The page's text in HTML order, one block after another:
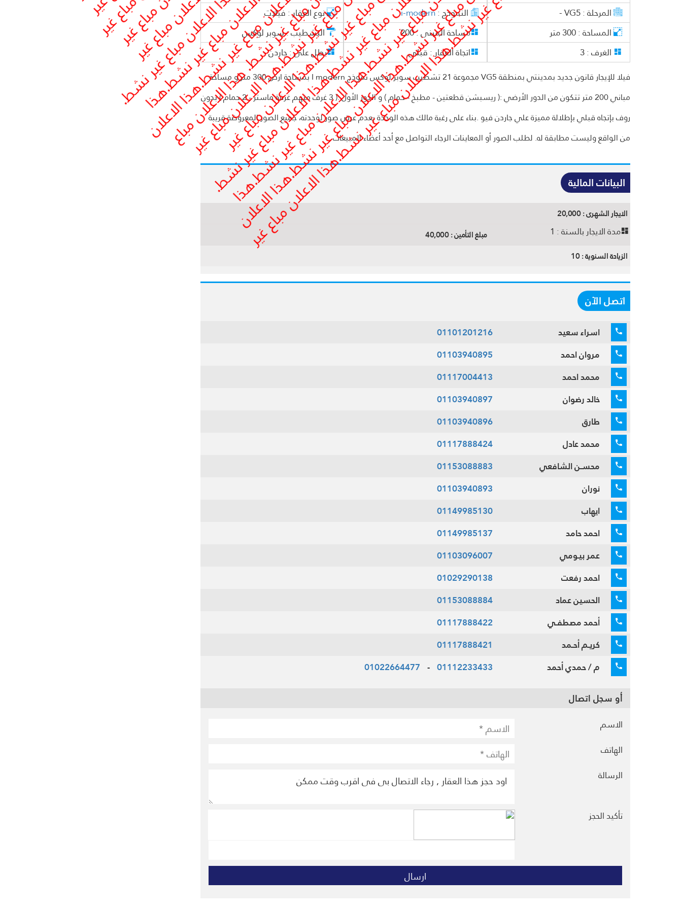
المرحلة :VG5 - النموذج :i-modern نوع العقار :فيلات
المساحة :300متر مساحة المبنى :200 التشطيب :سوبر لوكس
الغرف :3 اتجاة العقار :قبلى يطل على :جاردن -
فيلا للإيجار قانون جديد بمدينتي بمنطقة VG5 مجموعة 21 تشطيب سوبر لوكس نموذج I modern بمساحة ارض 300 متر و مساحة
مباني 200 متر تتكون من الدور الأرضي :( ريسبشن قطعتين - مطبخ - حمام ) و الدور الأول :( 3 غرف منهم غرفة ماستر - 2 حمام ) بدون
روف بإتجاه قبلي بإطلالة مميزة علي جاردن فيو .بناء على رغبة مالك هذه الوحدة بعدم عرض صور لوحدته، جميع الصور المعروضة قريبة
من الواقع وليست مطابقة له. لطلب الصور أو المعاينات الرجاء التواصل مع أحد أعضاء المبيعات
البيانات المالية
الايجار الشهرى :20,000
مدة الايجار بالسنة : مبلغ التأمين :40,000
الزيادة السنوية :10
اتصل الآن
اسراء سعيد
01101201216
مروان احمد
01103940895
محمد احمد
01117004413
خالد رضوان
01103940897
طارق
01103940896
محمد عادل
01117888424
محسـن الشافعي
01153088883
نوران
01103940893
ايهاب
01149985130
احمد حامد
01149985137
عمر بيـومي
01103096007
احمد رفعت
01029290138
الحسين عماد
01153088884
أحمد مصطفـي
01117888422
كريـم أحـمد
01117888421
م / حمدي أحمد
01112233433
-
01022664477
أو سجل اتصال
الاسم
الهاتف
الرسالة
تأكيد الحجز